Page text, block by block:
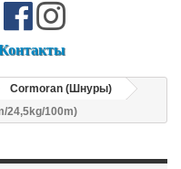
Cormoran (Шнуры)
24,5kg/100m)